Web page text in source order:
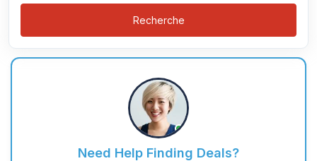
Recherche
Need Help Finding Deals?